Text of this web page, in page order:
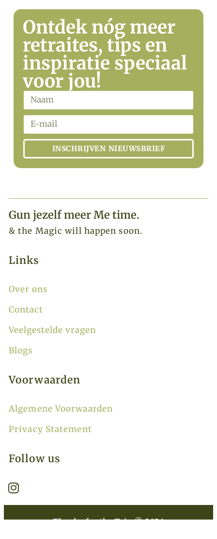
Ontdek nóg meer
retraites, tips en
inspiratie speciaal
voor jou!
INSCHRIJVEN NIEUWSBRIEF
Gun jezelf meer Me time.​
& the Magic will happen soon.
Links
Over ons
Contact
Veelgestelde vragen
Blogs
Voorwaarden
Algemene Voorwaarden
Privacy Statement
Follow us
Thanks for the Trip © 2026